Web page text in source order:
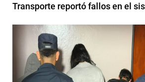
Transporte reportó fallos en el